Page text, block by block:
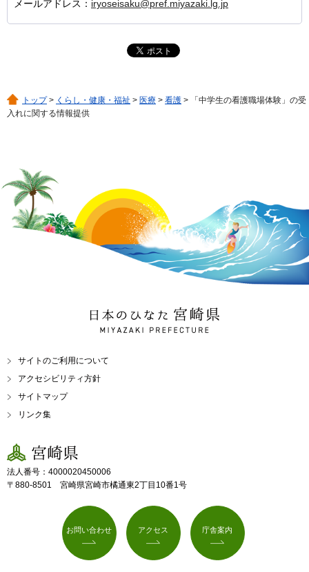
メールアドレス： iryoseisaku@pref.miyazaki.lg.jp
トップ> くらし・健康・福祉 > 医療 > 看護 > 「中学生の看護職場体験」の受
入れに関する情報提供
日本のひなた 宮崎県
MIYAZAKI PREFECTURE
サイトのご利用について
アクセシビリティ方針
サイトマップ
リンク集
宮崎県
法人番号：4000020450006
〒880-8501 宮崎県宮崎市橘通東2丁目10番1号
お問い合わせ アクセス 庁舎案内